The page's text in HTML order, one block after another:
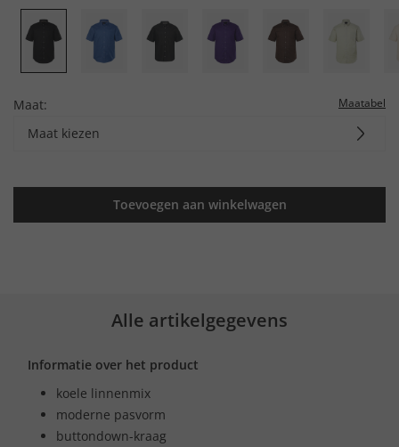
Maat: Maatabel
Maat kiezen
Toevoegen aan winkelwagen
Alle artikelgegevens
Informatie over het product
koele linnenmix
moderne pasvorm
buttondown-kraag